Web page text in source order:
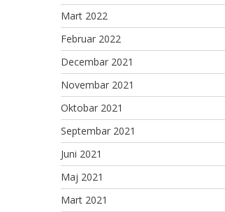
Mart 2022
Februar 2022
Decembar 2021
Novembar 2021
Oktobar 2021
Septembar 2021
Juni 2021
Maj 2021
Mart 2021